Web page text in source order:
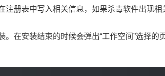
注册表中写入相关信息，如果杀毒软件出现相
。在安装结束的时候会弹出“工作空间”选择的